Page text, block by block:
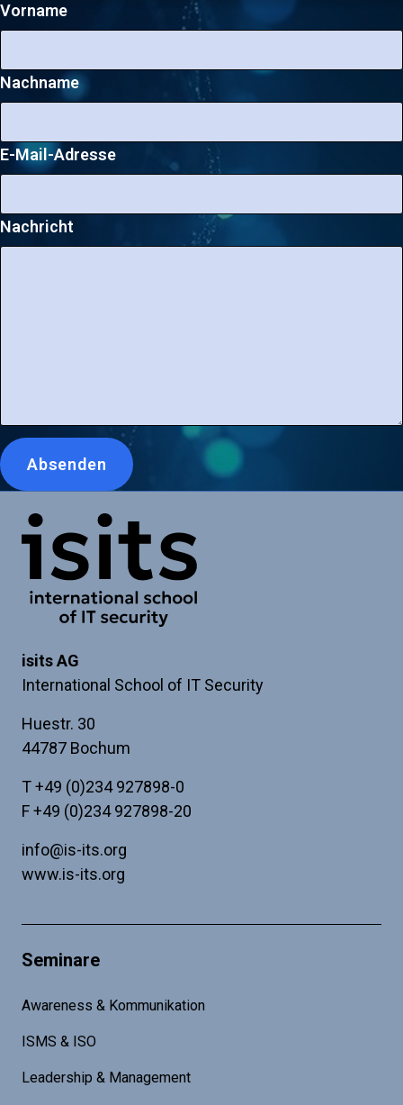
Vorname
Nachname
E-Mail-Adresse
Nachricht
Leave
this
blank
you're
human
Absenden
Link zur Startseite
isits AG
International School of IT Security
Huestr. 30
44787 Bochum
T+49 (0)234 927898-0
F +49 (0)234 927898-20
info@is-its.org
www.is-its.org
Seminare
Awareness & Kommunikation
ISMS & ISO
Leadership & Management